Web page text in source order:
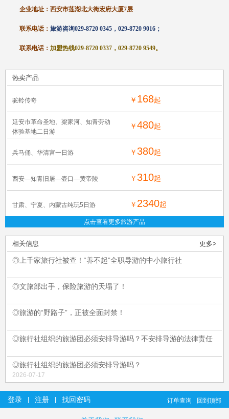
企业地址：西安市莲湖北大街宏府大厦7层
联系电话：旅游咨询029-8720 0345，029-8720 9016；
联系电话：加盟热线029-8720 0337，029-8720 9549。
热卖产品
驼铃传奇 ￥ 168起
延安市革命圣地、梁家河、知青劳动
体验基地二日游
￥480起
兵马俑、华清宫一日游 ￥380起
西安—知青旧居—壶口—黄帝陵 ￥310起
甘肃、宁夏、内蒙古纯玩5日游 ￥ 2340起
点击查看更多旅游产品
相关信息 更多>
◎上千家旅行社被查！“养不起”全职导游的中小旅行社
◎文旅部出手，保险旅游的天塌了！
◎旅游的“野路子”，正被全面封禁！
◎旅行社组织的旅游团必须安排导游吗？不安排导游的法律责任
◎旅行社组织的旅游团必须安排导游吗？
2026-07-17
登录 注册 找回密码 回到顶部
订单查询